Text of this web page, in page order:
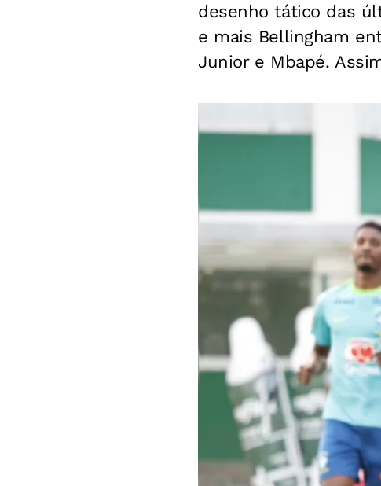
desenho tático das
e mais Bellingham
Junior e Mbapé.